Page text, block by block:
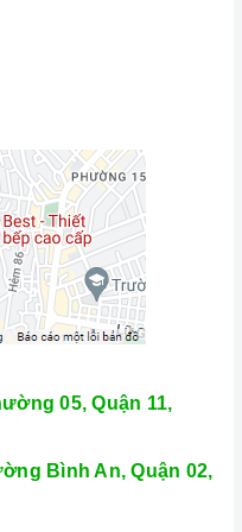
05, Quận 11,
Bình An, Quận 02,